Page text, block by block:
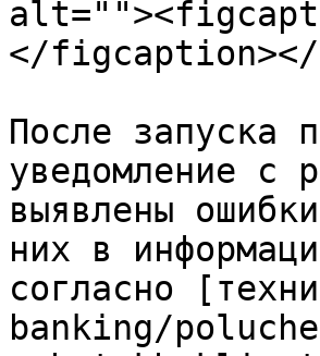
</
После запуска
уведомление с
выявлены
них в
согласно
banking/